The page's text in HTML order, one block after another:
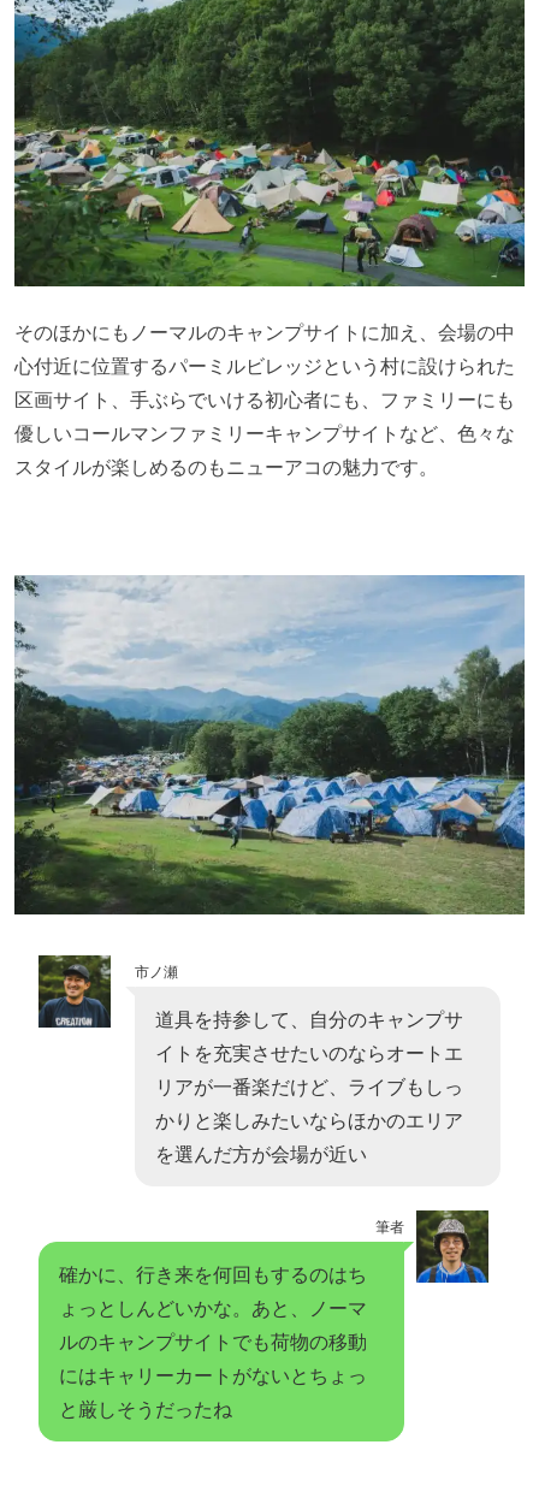
そのほかにもノーマルのキャンプサイトに加え、会場の中
心付近に位置するパーミルビレッジという村に設けられた
区画サイト、手ぶらでいける初心者にも、ファミリーにも
優しいコールマンファミリーキャンプサイトなど、色々な
スタイルが楽しめるのもニューアコの魅力です。
市ノ瀬
道具を持参して、自分のキャンプサ
イトを充実させたいのならオートエ
リアが一番楽だけど、ライブもしっ
かりと楽しみたいならほかのエリア
を選んだ方が会場が近い
筆者
確かに、行き来を何回もするのはち
ょっとしんどいかな。あと、ノーマ
ルのキャンプサイトでも荷物の移動
にはキャリーカートがないとちょっ
と厳しそうだったね